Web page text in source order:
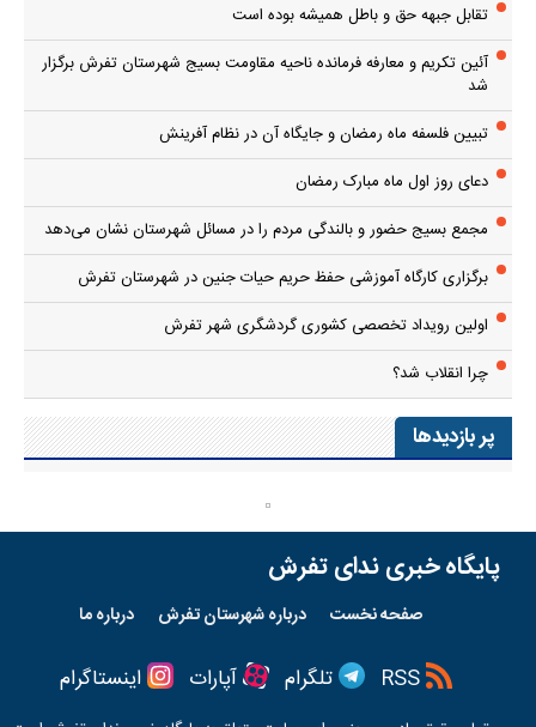
تقابل جبهه حق و باطل همیشه بوده است
آئین تکریم و معارفه فرمانده ناحیه مقاومت بسیج شهرستان تفرش برگزار
شد
تبیین فلسفه ماه رمضان و جایگاه آن در نظام آفرینش
دعای روز اول ماه مبارک رمضان
مجمع بسیج حضور و بالندگی مردم را در مسائل شهرستان نشان می‌دهد
برگزاری کارگاه آموزشی حفظ حریم حیات جنین در شهرستان تفرش
اولین رویداد تخصصی کشوری گردشگری شهر تفرش
چرا انقلاب شد؟
پر بازدیدها
پایگاه خبری ندای تفرش
صفحه نخست درباره شهرستان تفرش درباره ما
تلگرام آپارات اینستاگرام